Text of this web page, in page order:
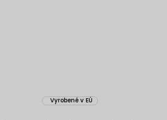
Vyrobené v EÚ